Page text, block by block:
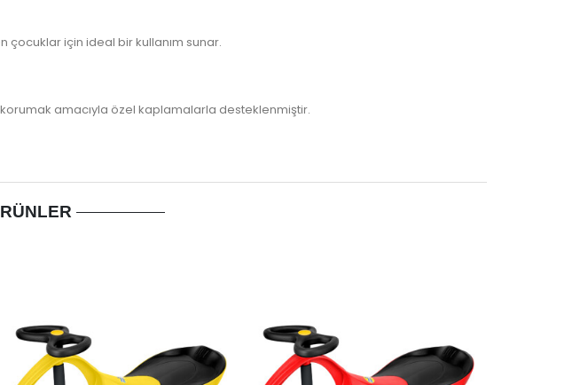
çocuklar için ideal bir kullanım sunar.
amacıyla özel kaplamalarla desteklenmiştir.